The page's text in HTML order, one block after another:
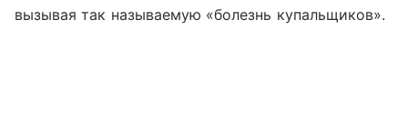
вызывая так называемую «болезнь купальщиков».